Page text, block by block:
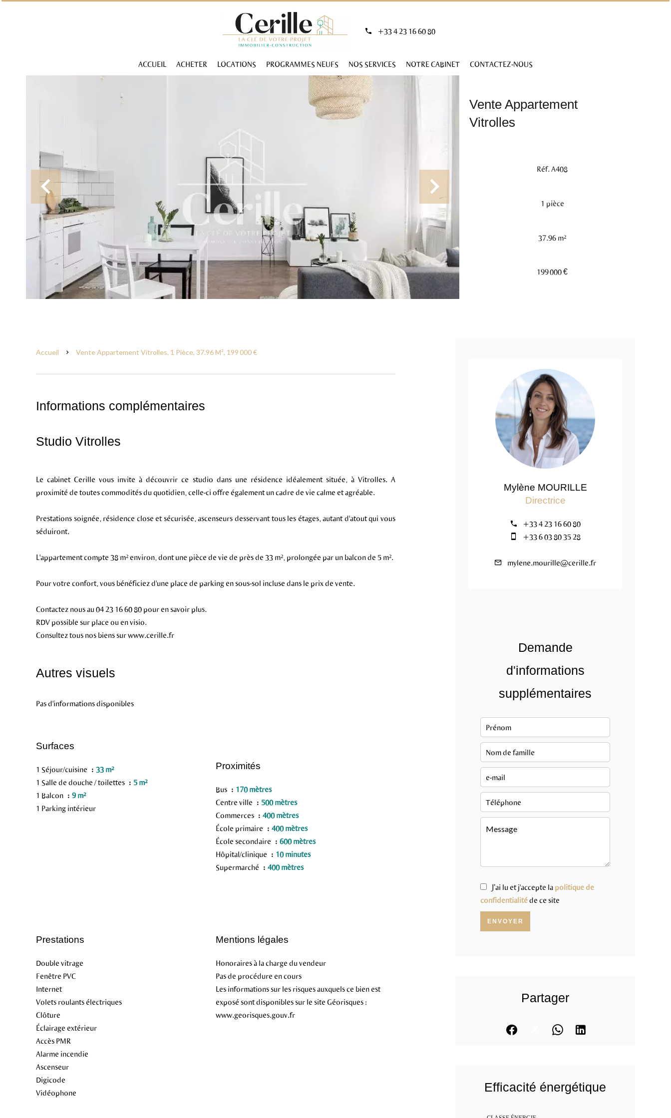
+33 4 23 16 60 80
ACCUEIL ACHETER LOCATIONS PROGRAMMES NEUFS NOS SERVICES NOTRE CABINET CONTACTEZ-NOUS
Vente Appartement
Vitrolles
Réf. A408
1 pièce
37.96 m²
199 000 €
Accueil Vente Appartement Vitrolles, 1 Pièce, 37.96 M², 199 000 €
Informations complémentaires
Studio Vitrolles
Le cabinet Cerille vous invite à découvrir ce studio dans une résidence idéalement située, à Vitrolles. A
proximité de toutes commodités du quotidien, celle-ci offre également un cadre de vie calme et agréable.
Prestations soignée, résidence close et sécurisée, ascenseurs desservant tous les étages, autant d'atout qui vous
séduiront.
L'appartement compte 38 m² environ, dont une pièce de vie de près de 33 m², prolongée par un balcon de 5 m².
Pour votre confort, vous bénéficiez d'une place de parking en sous-sol incluse dans le prix de vente.
Contactez nous au 04 23 16 60 80 pour en savoir plus.
RDV possible sur place ou en visio.
Consultez tous nos biens sur www.cerille.fr
Autres visuels
Pas d'informations disponibles
Surfaces
1 Séjour/cuisine
33 m²
1 Salle de douche / toilettes
5 m²
1 Balcon
9 m²
1 Parking intérieur
Proximités
Bus
170 mètres
Centre ville
500 mètres
Commerces
400 mètres
École primaire
400 mètres
École secondaire
600 mètres
Hôpital/clinique
10 minutes
Supermarché
400 mètres
Prestations
Double vitrage
Fenêtre PVC
Internet
Volets roulants électriques
Clôture
Éclairage extérieur
Accès PMR
Alarme incendie
Ascenseur
Digicode
Vidéophone
Mentions légales
Honoraires à la charge du vendeur
Pas de procédure en cours
Les informations sur les risques auxquels ce bien est
exposé sont disponibles sur le site Géorisques :
www.georisques.gouv.fr
Mylène MOURILLE
Directrice
+33 4 23 16 60 80
+33 6 03 80 35 28
mylene.mourille@cerille.fr
Demande
d'informations
supplémentaires
J’ai lu et j'accepte la politique de
confidentialitéde ce site
ENVOYER
Partager
Efficacité énergétique